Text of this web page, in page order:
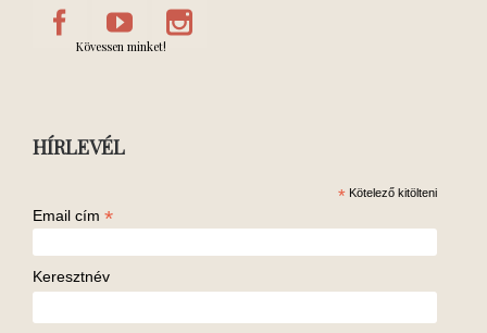
Kövessen minket!
HÍRLEVÉL
* Kötelező kitölteni
Email cím *
Keresztnév